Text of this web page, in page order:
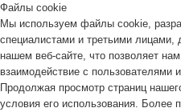
Файлы cookie
Мы используем файлы cookie,
специалистами и третьими лицами,
нашем веб-сайте, что позволяет
взаимодействие с пользователями
Продолжая просмотр страниц
условия его использования. Более